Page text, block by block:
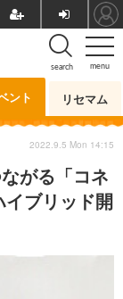
menu
search
ント リセマム
がる「コネ
ブリッド開
2022.9.5 Mon 14:15